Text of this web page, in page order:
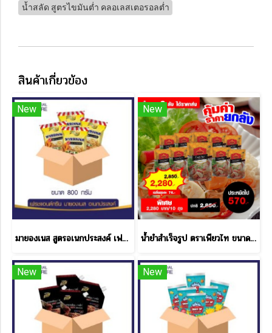
น้ำสลัด สูตรไขมันต่ำ คลอเลสเตอรอลต่ำ
สินค้าเกี่ยวข้อง
New
มายองเนส สูตรอเนกประสงค์ เฟรช & กรีน 10 ลัง แถม 2 ลัง
New
น้ำยำสำเร็จรูป ตราเพียวไท ขนาด 850 กรัม ราคาส่ง
New New